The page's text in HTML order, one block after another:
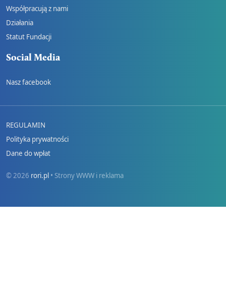
Współpracują z nami
Działania
Statut Fundacji
Social Media
Nasz facebook
REGULAMIN
Polityka prywatności
Dane do wpłat
© 2026 rori.pl • Strony WWW i reklama